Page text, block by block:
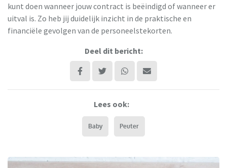
kunt doen wanneer jouw contract is beëindigd of wanneer er
uitval is. Zo heb jij duidelijk inzicht in de praktische en
financiële gevolgen van de personeelstekorten.
Deel dit bericht:
Lees ook:
Baby Peuter